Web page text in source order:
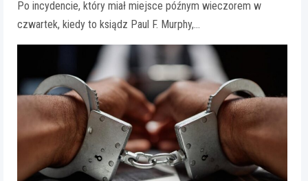
Po incydencie, który miał miejsce późnym wieczorem w
czwartek, kiedy to ksiądz Paul F. Murphy,…